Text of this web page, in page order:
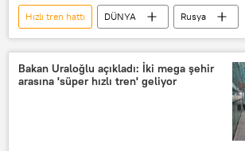
Burdur
Abdulkadir Uraloğlu
Ulaştırma
Ulaştırma ve Altyapı Bakanlığı
Ulaştırma Bakanlığı
Hızlı tren hattı DÜNYA
Rusya
Vladimir Putin
Moskova
Petersburg
hızlı tren
Rusya Ulaştırma Bakanlığı
Bakan Uraloğlu açıkladı: İki mega şehir
arasına 'süper hızlı tren' geliyor